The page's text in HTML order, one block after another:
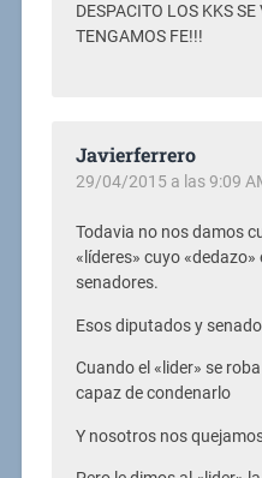
DESPACITO LOS KKS SE
TENGAMOS FE!!!
Javierferrero
29/04/2015 a las 9:09
Todavia no nos damos
«líderes» cuyo
senadores.
Esos diputados y
Cuando el «lider» se
capaz de condenarlo
Y nosotros nos